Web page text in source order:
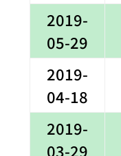
2019-
05-29
2019-
04-18
2019-
03-29